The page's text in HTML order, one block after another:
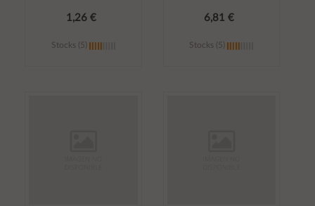
1,26 €
Stocks (5)
6,81 €
Stocks (5)